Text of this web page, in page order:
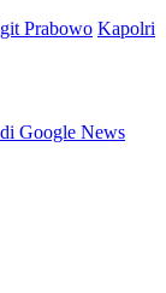
Prabowo Kapolri
Google News